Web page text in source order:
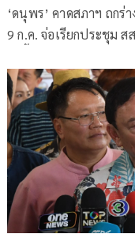
‘ดนุพร’ คาดสภาฯ ถกร่
9 ก.ค. จ่อเรียกประชุม